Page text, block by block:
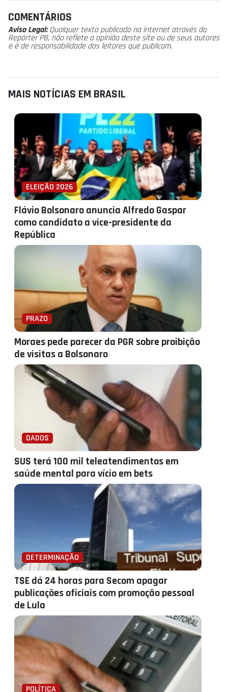
COMENTÁRIOS
Aviso Legal:Qualquer texto publicado na internet através do
Repórter PB, não reflete a opinião deste site ou de seus autores
e é de responsabilidade dos leitores que publicam.
MAIS NOTÍCIAS EM BRASIL
ELEIÇÃO 2026
Flávio Bolsonaro anuncia Alfredo Gaspar
como candidato a vice-presidente da
República
PRAZO
Moraes pede parecer da PGR sobre proibição
de visitas a Bolsonaro
DADOS
SUS terá 100 mil teleatendimentos em
saúde mental para vício em bets
DETERMINAÇÃO
TSE dá 24 horas para Secom apagar
publicações oficiais com promoção pessoal
de Lula
POLÍTICA